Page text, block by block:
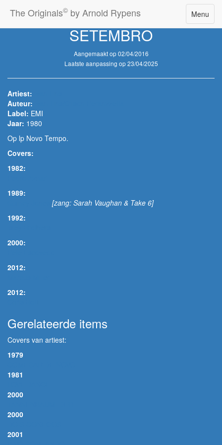
Toggle
Menu
The Originals© by Arnold Rypens
SETEMBRO
Aangemaakt op 02/04/2016
Laatste aanpassing op 23/04/2025
Artiest:
Auteur:
Label: EMI
Jaar: 1980
Op lp Novo Tempo.
Covers:
1982:
1989:
[zang: Sarah Vaughan & Take 6]
1992:
2000:
2012:
2012:
Gerelateerde items
Covers van artiest:
1979
1981
2000
2000
2001